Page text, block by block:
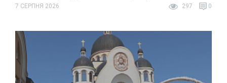
7 СЕРПНЯ 2026 297 0